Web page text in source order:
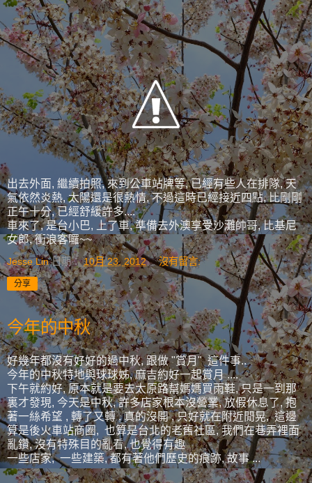
出去外面, 繼續拍照, 來到公車站牌等, 已經有些人在排隊, 天
氣依然炎熱, 太陽還是很熱情, 不過這時已經接近四點, 比剛剛
正午十分, 已經舒緩許多....
車來了, 是台小巴, 上了車, 準備去外澳享受沙灘帥哥, 比基尼
女郎, 衝浪客囉~~
Jesse Lin 日期：10月 23, 2012 沒有留言:
分享
今年的中秋
好幾年都沒有好好的過中秋, 跟做 "賞月" 這件事..
今年的中秋特地與球球姊, 麻吉約好一起賞月 ....
下午就約好, 原本就是要去太原路幫媽媽買雨鞋, 只是一到那
裏才發現, 今天是中秋, 許多店家根本沒營業, 放假休息了, 抱
著一絲希望 , 轉了又轉 , 真的沒開 , 只好就在附近閒晃, 這邊
算是後火車站商圈, 也算是台北的老舊社區, 我們在巷弄裡面
亂鑽, 沒有特殊目的亂看, 也覺得有趣
一些店家, 一些建築, 都有著他們歷史的痕跡, 故事 ...